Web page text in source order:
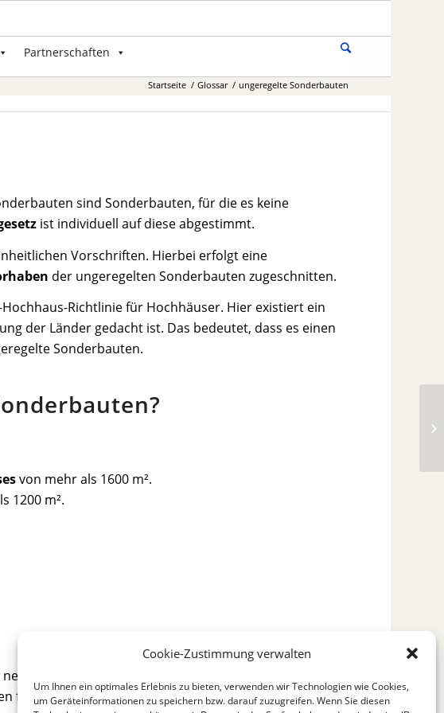
Cookie-Zustimmung verwalten
Um Ihnen ein optimales Erlebnis zu bieten, verwenden wir Technologien wie Cookies,
um Geräteinformationen zu speichern bzw. darauf zuzugreifen. Wenn Sie diesen
Partnerschaften
Startseite / Glossar / ungeregelte Sonderbauten
sind Sonderbauten, für die es keine
ist individuell auf diese abgestimmt.
Vorschriften. Hierbei erfolgt eine
der ungeregelten Sonderbauten zugeschnitten.
Richtlinie für Hochhäuser. Hier existiert ein
der Länder gedacht ist. Das bedeutet, dass es einen
Sonderbauten.
von mehr als 1600 m².
1200 m².
nehmen. Dazu zählen beispielsweise
für Menschen genau abzuschätzen.